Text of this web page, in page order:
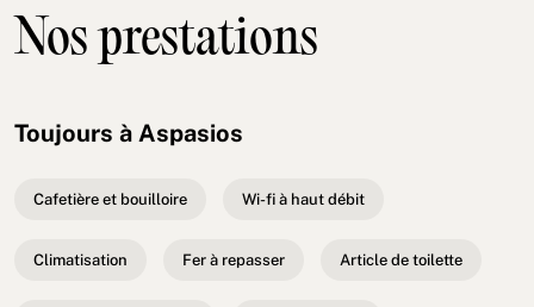
Nos prestations
Toujours à Aspasios
Cafetière et bouilloire Wi-fi à haut débit
Climatisation Fer à repasser Article de toilette